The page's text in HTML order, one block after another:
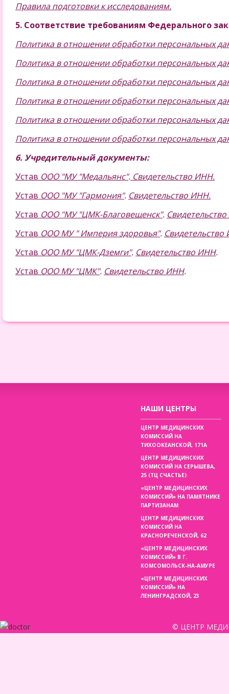
Правила подготовки к исследованиям.
5. Соответствие требованиям Федерального
Политика в отношении обработки персональных
Политика в отношении обработки персональных
Политика в отношении обработки персональных
Политика в отношении обработки персональных
Политика в отношении обработки персональных
Политика в отношении обработки персональных
6. Учредительный документы:
Устав ООО "МУ "Медальянс". Свидетельство ИНН.
Устав ООО "МУ "Гармония". Свидетельство ИНН.
Устав ООО "МУ "ЦМК-Благовещенск".
Устав ООО МУ " Империя здоровья".
Устав ООО МУ "ЦМК-Дземги". Свидетельство ИНН.
Устав ООО МУ "ЦМК". Свидетельство ИНН.
НАШИ ЦЕНТРЫ
ЦЕНТР МЕДИЦИНСКИХ
КОМИССИЙ НА
ТИХООКЕАНСКОЙ, 171А
ЦЕНТР МЕДИЦИНСКИХ
КОМИССИЙ НА СЕРЫШЕВА,
25 (ТЦ СЧАСТЬЕ)
«ЦЕНТР МЕДИЦИНСКИХ
КОМИССИЙ» НА ПАМЯТНИКЕ
ПАРТИЗАНАМ
ЦЕНТР МЕДИЦИНСКИХ
КОМИССИЙ НА
КРАСНОРЕЧЕНСКОЙ, 62
«ЦЕНТР МЕДИЦИНСКИХ
КОМИССИЙ» В Г.
КОМСОМОЛЬСК-НА-АМУРЕ
«ЦЕНТР МЕДИЦИНСКИХ
КОМИССИЙ» НА
ЛЕНИНГРАДСКОЙ, 23
© ЦЕНТР